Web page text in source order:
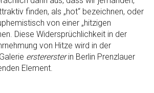
finden, als „hot“ bezeichnen, oder
von einer „hitzigen
Diese Widersprüchlichkeit in der
von Hitze wird in der
ersterersterin Berlin Prenzlauer
Element.